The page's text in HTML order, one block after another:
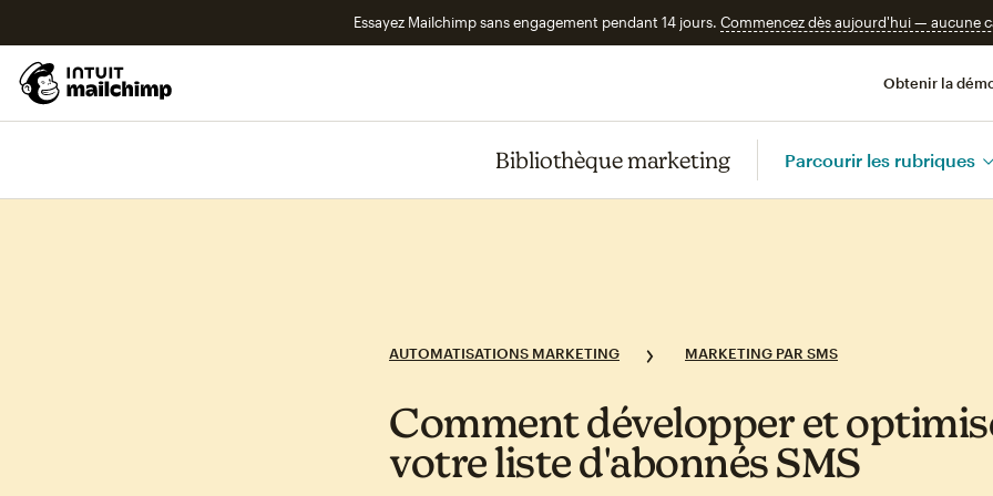
Essayez Mailchimp sans engagement pendant 14 jours. Commencez dès aujourd'hui — aucune
Obtenir la
Bibliothèque marketing Parcourir les rubriques
AUTOMATISATIONS MARKETING MARKETING PAR SMS
Comment développer et
votre liste d'abonnés SMS